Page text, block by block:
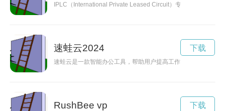
IPLC（International Private Leased Circuit）专线是一种快速
速蛙云2024
速蛙云是一款智能办公工具，帮助用户提高工作效率，管理任
下载
RushBee vp 下载